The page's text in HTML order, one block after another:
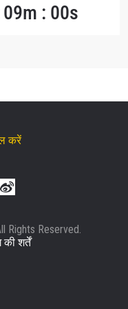
: 00s
करें
Rights Reserved.
की शर्तें